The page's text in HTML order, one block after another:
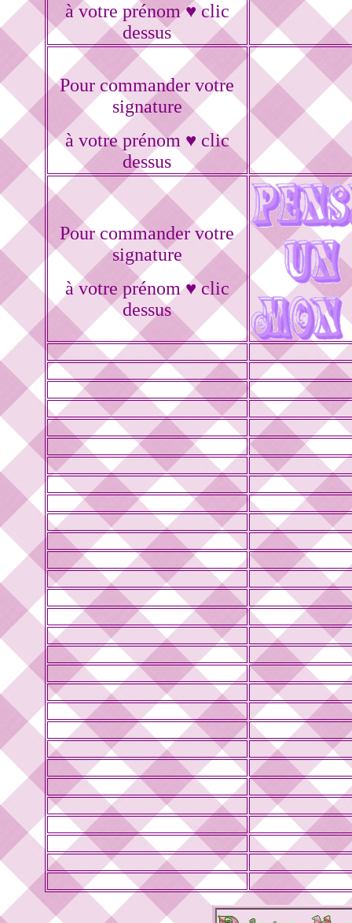
à votre prénom ♥ clic
dessus
Pour commander votre
signature
à votre prénom ♥ clic
dessus
Pour commander votre
signature
à votre prénom ♥ clic
dessus